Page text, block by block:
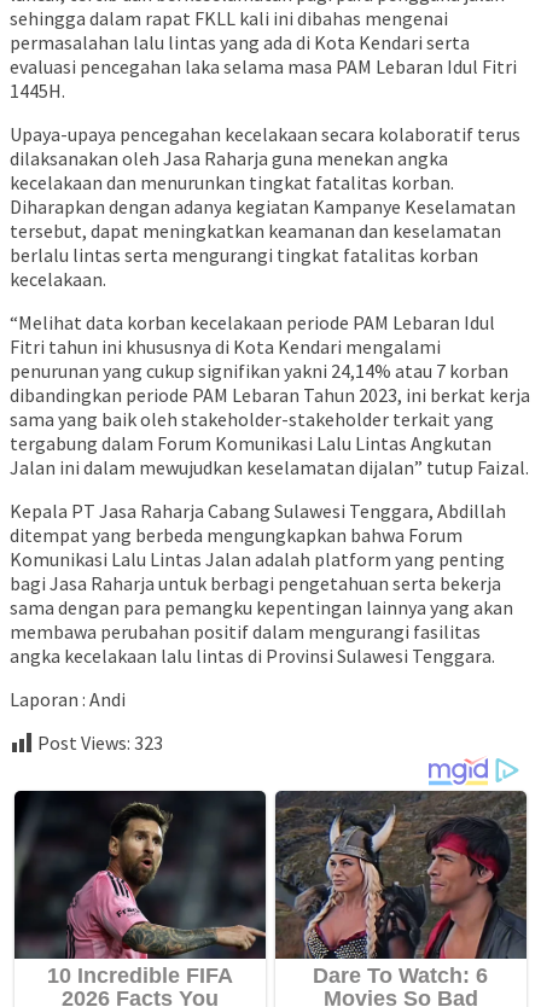
sehingga dalam rapat FKLL kali ini dibahas mengenai
permasalahan lalu lintas yang ada di Kota Kendari serta
evaluasi pencegahan laka selama masa PAM Lebaran Idul Fitri
1445H.
Upaya-upaya pencegahan kecelakaan secara kolaboratif terus
dilaksanakan oleh Jasa Raharja guna menekan angka
kecelakaan dan menurunkan tingkat fatalitas korban.
Diharapkan dengan adanya kegiatan Kampanye Keselamatan
tersebut, dapat meningkatkan keamanan dan keselamatan
berlalu lintas serta mengurangi tingkat fatalitas korban
kecelakaan.
“Melihat data korban kecelakaan periode PAM Lebaran Idul
Fitri tahun ini khususnya di Kota Kendari mengalami
penurunan yang cukup signifikan yakni 24,14% atau 7 korban
dibandingkan periode PAM Lebaran Tahun 2023, ini berkat kerja
sama yang baik oleh stakeholder-stakeholder terkait yang
tergabung dalam Forum Komunikasi Lalu Lintas Angkutan
Jalan ini dalam mewujudkan keselamatan dijalan” tutup Faizal.
Kepala PT Jasa Raharja Cabang Sulawesi Tenggara, Abdillah
ditempat yang berbeda mengungkapkan bahwa Forum
Komunikasi Lalu Lintas Jalan adalah platform yang penting
bagi Jasa Raharja untuk berbagi pengetahuan serta bekerja
sama dengan para pemangku kepentingan lainnya yang akan
membawa perubahan positif dalam mengurangi fasilitas
angka kecelakaan lalu lintas di Provinsi Sulawesi Tenggara.
Laporan : Andi
Post Views: 323